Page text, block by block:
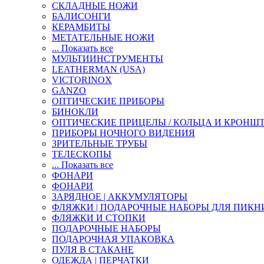
СКЛАДНЫЕ НОЖИ
БАЛИСОНГИ
КЕРАМБИТЫ
МЕТАТЕЛЬНЫЕ НОЖИ
... Показать все
МУЛЬТИИНСТРУМЕНТЫ
LEATHERMAN (USA)
VICTORINOX
GANZO
ОПТИЧЕСКИЕ ПРИБОРЫ
БИНОКЛИ
ОПТИЧЕСКИЕ ПРИЦЕЛЫ / КОЛЬЦА И
ПРИБОРЫ НОЧНОГО ВИДЕНИЯ
ЗРИТЕЛЬНЫЕ ТРУБЫ
ТЕЛЕСКОПЫ
... Показать все
ФОНАРИ
ФОНАРИ
ЗАРЯДНОЕ | АККУМУЛЯТОРЫ
ФЛЯЖКИ | ПОДАРОЧНЫЕ НАБОРЫ ДЛЯ
ФЛЯЖКИ И СТОПКИ
ПОДАРОЧНЫЕ НАБОРЫ
ПОДАРОЧНАЯ УПАКОВКА
ПУЛЯ В СТАКАНЕ
ОДЕЖДА | ПЕРЧАТКИ